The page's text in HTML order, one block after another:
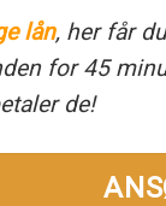
lån, her får
for 45
de!